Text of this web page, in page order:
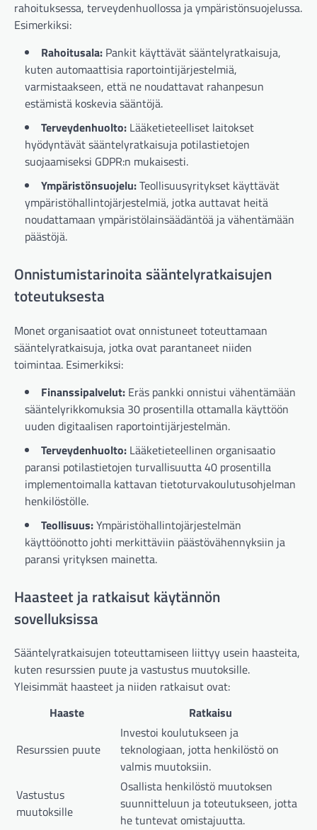
rahoituksessa, terveydenhuollossa ja ympäristönsuojelussa.
Esimerkiksi:
Rahoitusala: Pankit käyttävät sääntelyratkaisuja,
kuten automaattisia raportointijärjestelmiä,
varmistaakseen, että ne noudattavat rahanpesun
estämistä koskevia sääntöjä.
Terveydenhuolto: Lääketieteelliset laitokset
hyödyntävät sääntelyratkaisuja potilastietojen
suojaamiseksi GDPR:n mukaisesti.
Ympäristönsuojelu:Teollisuusyritykset käyttävät
ympäristöhallintojärjestelmiä, jotka auttavat heitä
noudattamaan ympäristölainsäädäntöä ja vähentämään
päästöjä.
Onnistumistarinoita sääntelyratkaisujen
toteutuksesta
Monet organisaatiot ovat onnistuneet toteuttamaan
sääntelyratkaisuja, jotka ovat parantaneet niiden
toimintaa. Esimerkiksi:
Finanssipalvelut: Eräs pankki onnistui vähentämään
sääntelyrikkomuksia 30 prosentilla ottamalla käyttöön
uuden digitaalisen raportointijärjestelmän.
Terveydenhuolto: Lääketieteellinen organisaatio
paransi potilastietojen turvallisuutta 40 prosentilla
implementoimalla kattavan tietoturvakoulutusohjelman
henkilöstölle.
Teollisuus:Ympäristöhallintojärjestelmän
käyttöönotto johti merkittäviin päästövähennyksiin ja
paransi yrityksen mainetta.
Haasteet ja ratkaisut käytännön
sovelluksissa
Sääntelyratkaisujen toteuttamiseen liittyy usein haasteita,
kuten resurssien puute ja vastustus muutoksille.
Yleisimmät haasteet ja niiden ratkaisut ovat:
Haaste
Ratkaisu
Resurssien puute
Investoi koulutukseen ja
teknologiaan, jotta henkilöstö on
valmis muutoksiin.
Vastustus
muutoksille
Osallista henkilöstö muutoksen
suunnitteluun ja toteutukseen, jotta
he tuntevat omistajuutta.